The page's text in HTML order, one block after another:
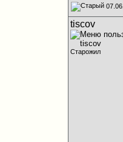
tiscov
Старожил